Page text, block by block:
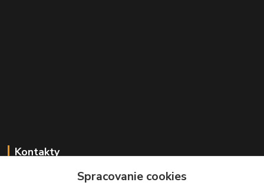
Kontakty
+421 2 529 67 411Spracovanie cookies